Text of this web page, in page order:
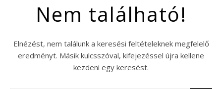
Nem található!
Elnézést, nem találunk a keresési feltételeknek megfelelő
eredményt. Másik kulcsszóval, kifejezéssel újra kellene
kezdeni egy keresést.